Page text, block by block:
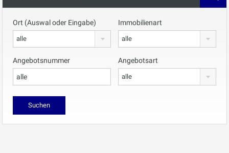
Ort (Auswal oder Eingabe)
alle
Immobilienart
alle
Angebotsnummer Angebotsart
alle